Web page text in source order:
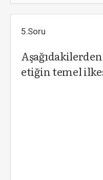
5.Soru
etiğin temel